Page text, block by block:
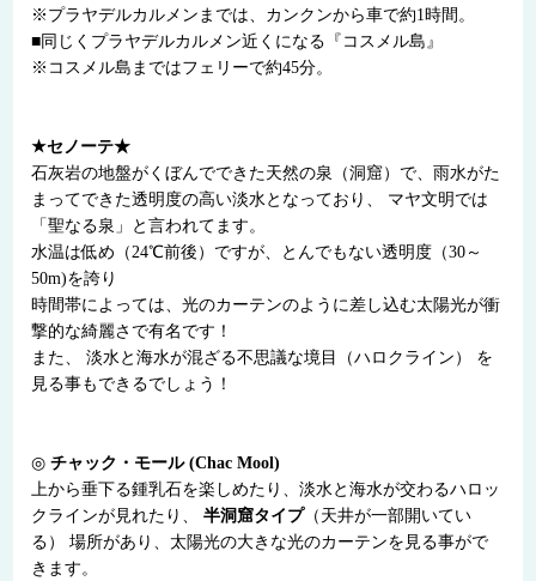
※プラヤデルカルメンまでは、カンクンから車で約1時間。
■同じくプラヤデルカルメン近くになる『コスメル島』
※コスメル島まではフェリーで約45分。
★セノーテ★
石灰岩の地盤がくぼんでできた天然の泉（洞窟）で、雨水がた
まってできた透明度の高い淡水となっており、 マヤ文明では
「聖なる泉」と言われてます。
水温は低め（24℃前後）ですが、とんでもない透明度（30～
50m)を誇り
時間帯によっては、光のカーテンのように差し込む太陽光が衝
撃的な綺麗さで有名です！
また、 淡水と海水が混ざる不思議な境目（ハロクライン） を
見る事もできるでしょう！
◎チャック・モール (Chac Mool)
上から垂下る鍾乳石を楽しめたり、淡水と海水が交わるハロッ
クラインが見れたり、半洞窟タイプ（天井が一部開いてい
る） 場所があり、太陽光の大きな光のカーテンを見る事がで
きます。